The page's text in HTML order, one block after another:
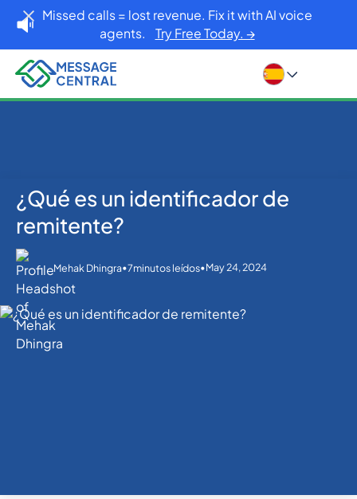
Missed calls = lost revenue. Fix it with AI voice
agents. Try Free Today. →
Inicio Blog
SMS APIs
¿Qué es un identificador de remitente?
¿Qué es un identificador de
remitente?
Mehak Dhingra•7minutos leídos•May 24, 2024